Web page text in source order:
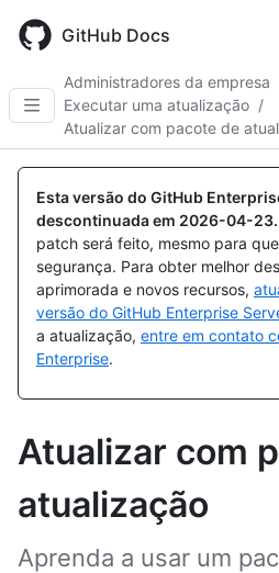
main
GitHub Docs
Administradores da empresa
Executar uma atualização /
Atualizar com pacote de
Esta versão do GitHub
descontinuada em 2026-04-23.
patch será feito, mesmo para
segurança. Para obter melhor
aprimorada e novos recursos,
versão do GitHub Enterprise
a atualização, entre em contato
Enterprise.
Atualizar com
atualização
Aprenda a usar um